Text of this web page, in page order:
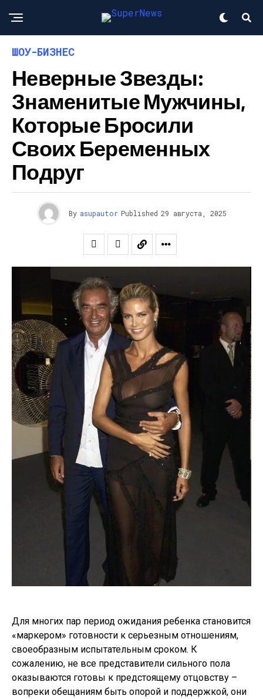
ШОУ-БИЗНЕС
Неверные Звезды:
Знаменитые Мужчины,
Которые Бросили
Своих Беременных
Подруг
By asupautor Published 29 августа, 2025
Для многих пар период ожидания ребенка становится
«маркером» готовности к серьезным отношениям,
своеобразным испытательным сроком. К
сожалению, не все представители сильного пола
оказываются готовы к предстоящему отцовству –
вопреки обещаниям быть опорой и поддержкой, они